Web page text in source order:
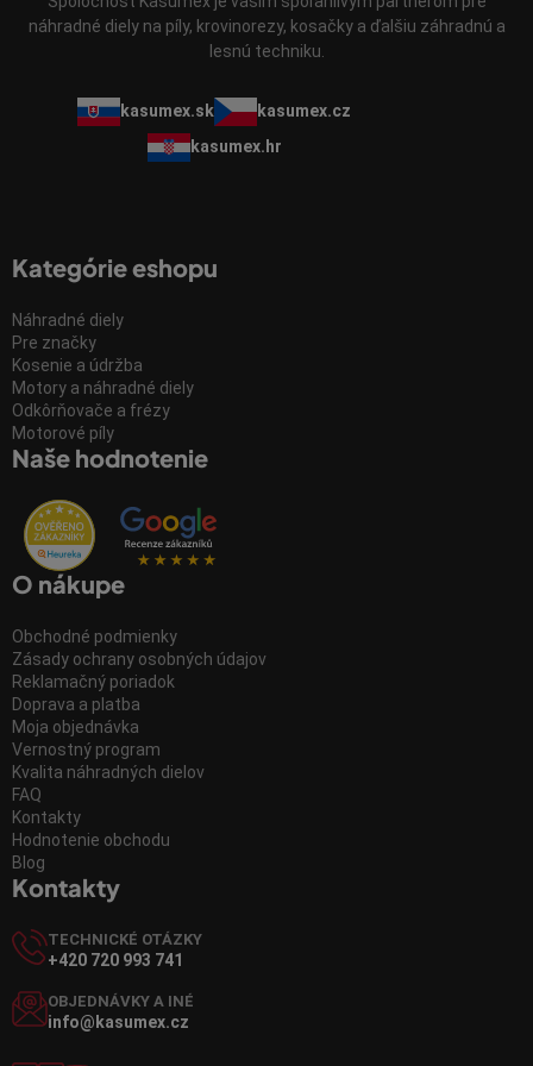
náhradné diely na píly, krovinorezy, kosačky a ďalšiu záhradnú a
lesnú techniku.
kasumex.sk
kasumex.cz
kasumex.hr
Kategórie eshopu
Náhradné diely
Pre značky
Kosenie a údržba
Motory a náhradné diely
Odkôrňovače a frézy
Motorové píly
Naše hodnotenie
O nákupe
Obchodné podmienky
Zásady ochrany osobných údajov
Reklamačný poriadok
Doprava a platba
Moja objednávka
Vernostný program
Kvalita náhradných dielov
FAQ
Kontakty
Hodnotenie obchodu
Blog
Kontakty
TECHNICKÉ OTÁZKY
+420 720 993 741
OBJEDNÁVKY A INÉ
info@kasumex.cz